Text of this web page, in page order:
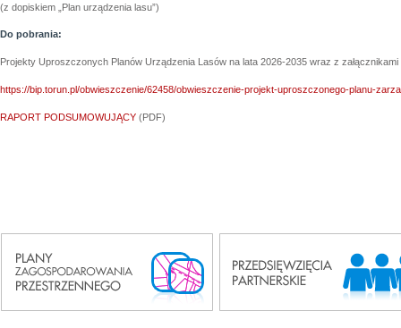
(z dopiskiem „Plan urządzenia lasu”)
Do pobrania:
Projekty Uproszczonych Planów Urządzenia Lasów na lata 2026-2035 wraz z
https://bip.torun.pl/obwieszczenie/62458/obwieszczenie-projekt-uproszczonego-planu-
RAPORT PODSUMOWUJĄCY (PDF)